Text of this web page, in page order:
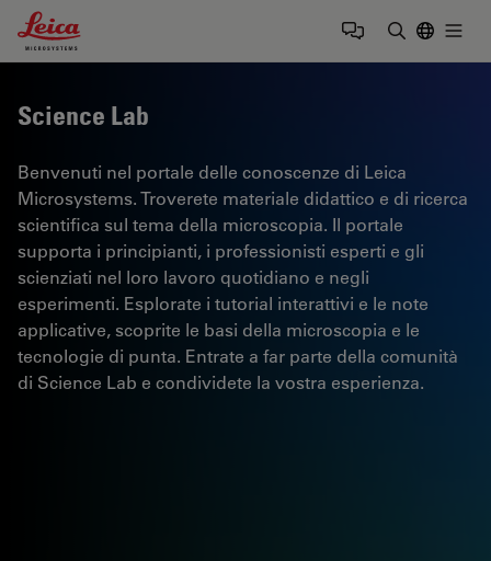
Leica Microsystems Logo
Science Lab
Benvenuti nel portale delle conoscenze di Leica
Microsystems. Troverete materiale didattico e di ricerca
scientifica sul tema della microscopia. Il portale
supporta i principianti, i professionisti esperti e gli
scienziati nel loro lavoro quotidiano e negli
esperimenti. Esplorate i tutorial interattivi e le note
applicative, scoprite le basi della microscopia e le
tecnologie di punta. Entrate a far parte della comunità
di Science Lab e condividete la vostra esperienza.